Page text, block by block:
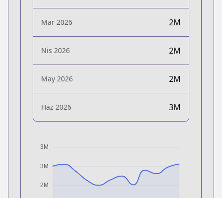
Mar 2026 2M
Nis 2026 2M
May 2026 2M
Haz 2026 3M